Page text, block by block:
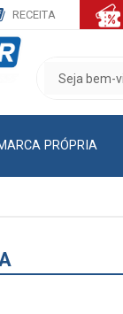
RECEITA
PRÓPRIA